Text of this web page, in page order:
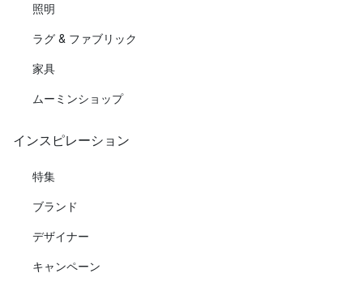
照明
ラグ & ファブリック
家具
ムーミンショップ
インスピレーション
特集
ブランド
デザイナー
キャンペーン